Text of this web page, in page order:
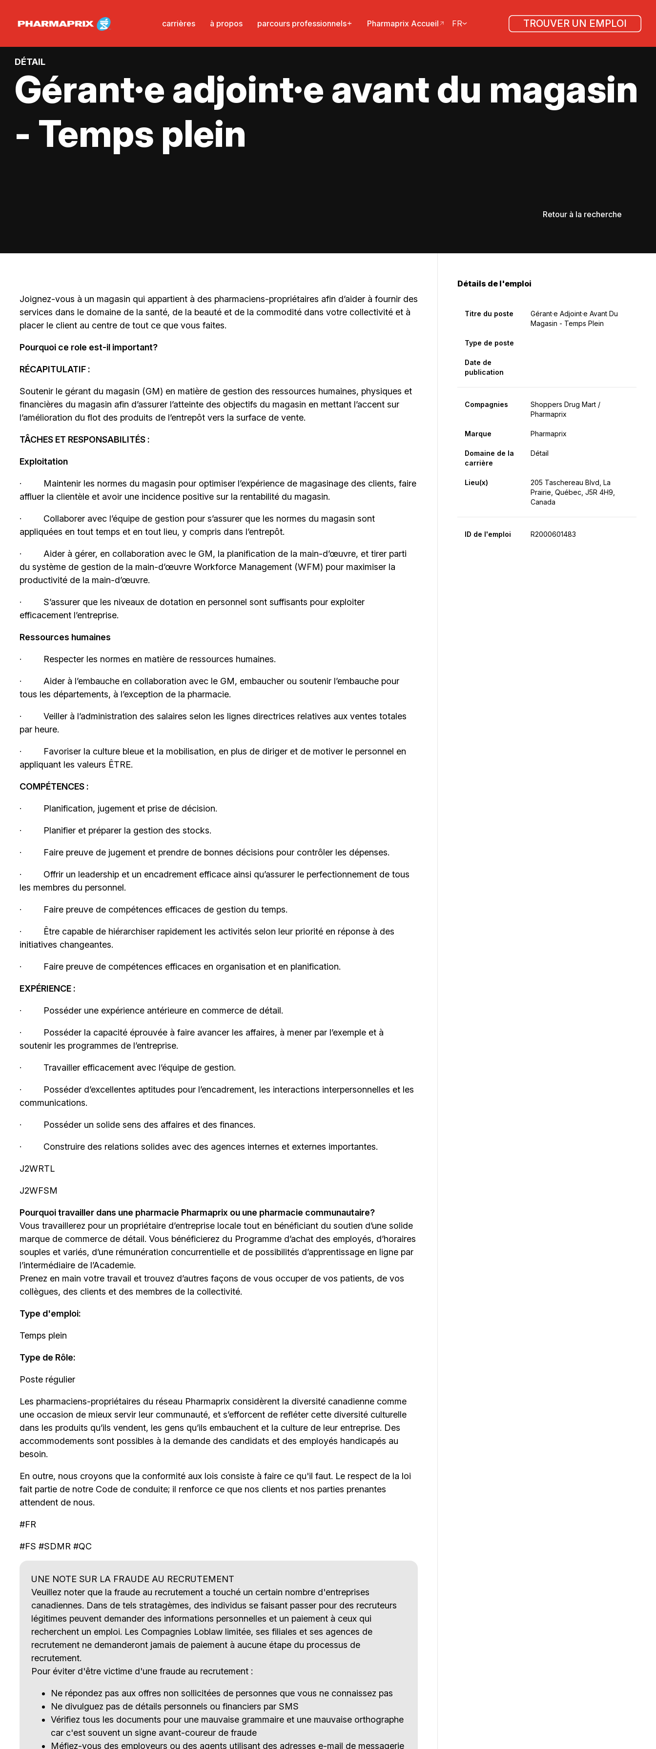
carrières à propos parcours professionnels Pharmaprix Accueil FR TROUVER UN EMPLOI
DÉTAIL
Gérant·e adjoint·e avant du magasin
- Temps plein
Retour à la recherche
Joignez-vous à un magasin qui appartient à des pharmaciens-propriétaires afin d’aider à fournir des
services dans le domaine de la santé, de la beauté et de la commodité dans votre collectivité et à
placer le client au centre de tout ce que vous faites.
Pourquoi ce role est-il important?
RÉCAPITULATIF :
Soutenir le gérant du magasin (GM) en matière de gestion des ressources humaines, physiques et
financières du magasin afin d’assurer l’atteinte des objectifs du magasin en mettant l’accent sur
l’amélioration du flot des produits de l’entrepôt vers la surface de vente.
TÂCHES ET RESPONSABILITÉS :
Exploitation
·
Maintenir les normes du magasin pour optimiser l’expérience de magasinage des clients, faire
affluer la clientèle et avoir une incidence positive sur la rentabilité du magasin.
·
Collaborer avec l’équipe de gestion pour s’assurer que les normes du magasin sont
appliquées en tout temps et en tout lieu, y compris dans l’entrepôt.
·
Aider à gérer, en collaboration avec le GM, la planification de la main-d’œuvre, et tirer parti
du système de gestion de la main-d’œuvre Workforce Management (WFM) pour maximiser la
productivité de la main-d’œuvre.
·
S’assurer que les niveaux de dotation en personnel sont suffisants pour exploiter
efficacement l’entreprise.
Ressources humaines
· Respecter les normes en matière de ressources humaines.
·
Aider à l’embauche en collaboration avec le GM, embaucher ou soutenir l’embauche pour
tous les départements, à l’exception de la pharmacie.
·
Veiller à l’administration des salaires selon les lignes directrices relatives aux ventes totales
par heure.
·
Favoriser la culture bleue et la mobilisation, en plus de diriger et de motiver le personnel en
appliquant les valeurs ÊTRE.
COMPÉTENCES :
· Planification, jugement et prise de décision.
· Planifier et préparer la gestion des stocks.
· Faire preuve de jugement et prendre de bonnes décisions pour contrôler les dépenses.
·
Offrir un leadership et un encadrement efficace ainsi qu’assurer le perfectionnement de tous
les membres du personnel.
· Faire preuve de compétences efficaces de gestion du temps.
·
Être capable de hiérarchiser rapidement les activités selon leur priorité en réponse à des
initiatives changeantes.
· Faire preuve de compétences efficaces en organisation et en planification.
EXPÉRIENCE :
· Posséder une expérience antérieure en commerce de détail.
·
Posséder la capacité éprouvée à faire avancer les affaires, à mener par l’exemple et à
soutenir les programmes de l’entreprise.
· Travailler efficacement avec l’équipe de gestion.
·
Posséder d’excellentes aptitudes pour l’encadrement, les interactions interpersonnelles et les
communications.
· Posséder un solide sens des affaires et des finances.
· Construire des relations solides avec des agences internes et externes importantes.
J2WRTL
J2WFSM
Pourquoi travailler dans une pharmacie Pharmaprix ou une pharmacie communautaire?
Vous travaillerez pour un propriétaire d’entreprise locale tout en bénéficiant du soutien d’une solide
marque de commerce de détail. Vous bénéficierez du Programme d’achat des employés, d’horaires
souples et variés, d’une rémunération concurrentielle et de possibilités d’apprentissage en ligne par
l’intermédiaire de l’Academie.
Prenez en main votre travail et trouvez d’autres façons de vous occuper de vos patients, de vos
collègues, des clients et des membres de la collectivité.
Type d'emploi:
Temps plein
Type de Rôle:
Poste régulier
Les pharmaciens-propriétaires du réseau Pharmaprix considèrent la diversité canadienne comme
une occasion de mieux servir leur communauté, et s’efforcent de refléter cette diversité culturelle
dans les produits qu’ils vendent, les gens qu’ils embauchent et la culture de leur entreprise. Des
accommodements sont possibles à la demande des candidats et des employés handicapés au
besoin.
En outre, nous croyons que la conformité aux lois consiste à faire ce qu'il faut. Le respect de la loi
fait partie de notre Code de conduite; il renforce ce que nos clients et nos parties prenantes
attendent de nous.
#FR
#FS #SDMR #QC
UNE NOTE SUR LA FRAUDE AU RECRUTEMENT
Veuillez noter que la fraude au recrutement a touché un certain nombre d'entreprises
canadiennes. Dans de tels stratagèmes, des individus se faisant passer pour des recruteurs
légitimes peuvent demander des informations personnelles et un paiement à ceux qui
recherchent un emploi. Les Compagnies Loblaw limitée, ses filiales et ses agences de
recrutement ne demanderont jamais de paiement à aucune étape du processus de
recrutement.
Pour éviter d'être victime d'une fraude au recrutement :
Ne répondez pas aux offres non sollicitées de personnes que vous ne connaissez pas
Ne divulguez pas de détails personnels ou financiers par SMS
Vérifiez tous les documents pour une mauvaise grammaire et une mauvaise orthographe
car c'est souvent un signe avant-coureur de fraude
Méfiez-vous des employeurs ou des agents utilisant des adresses e-mail de messagerie
Détails de l'emploi
Titre du poste
Gérant·e Adjoint·e Avant Du
Magasin - Temps Plein
Type de poste
Date de
publication
Compagnies
Shoppers Drug Mart /
Pharmaprix
Marque Pharmaprix
Domaine de la
carrière
Détail
Lieu(x)
205 Taschereau Blvd, La
Prairie, Québec, J5R 4H9,
Canada
ID de l'emploi R2000601483